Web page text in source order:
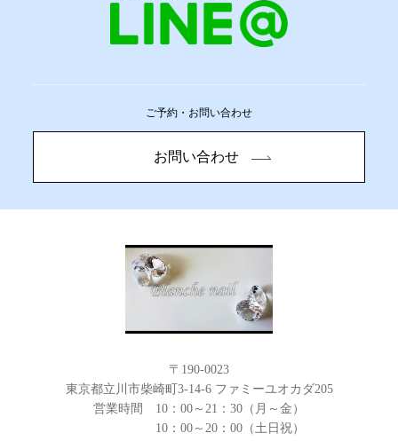
ご予約・お問い合わせ
お問い合わせ
〒190-0023
東京都立川市柴崎町3-14-6 ファミーユオカダ205
営業時間 10：00～21：30（月～金）
10：00～20：00（土日祝）